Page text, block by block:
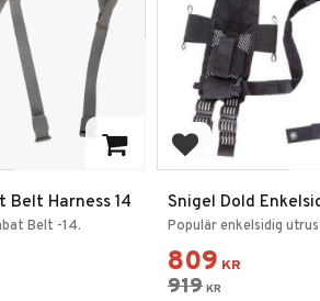
Belt Harness 14
Belt -14.
Lägg till i
Snigel Dold
Utrustningsele 11
Populär enkelsidig
809 KR
919 KR